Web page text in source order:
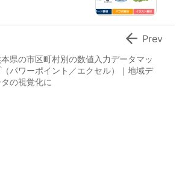
県の市区町村別の数値入力データマッ
（パワーポイント／エクセル）｜地域デ
の視覚化に
 Prev